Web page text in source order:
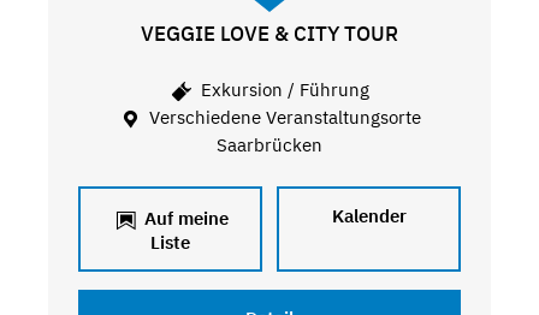
VEGGIE LOVE & CITY TOUR
Exkursion / Führung
Verschiedene Veranstaltungsorte
Saarbrücken
Auf meine
Liste
Kalender